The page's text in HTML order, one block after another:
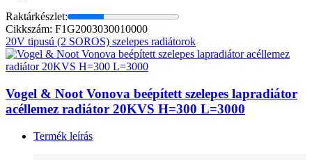
Raktárkészlet:
Cikkszám: F1G2003030010000
20V tipusú (2 SOROS) szelepes radiátorok
Vogel & Noot Vonova beépített szelepes lapradiátor
acéllemez radiátor 20KVS H=300 L=3000
Termék leírás